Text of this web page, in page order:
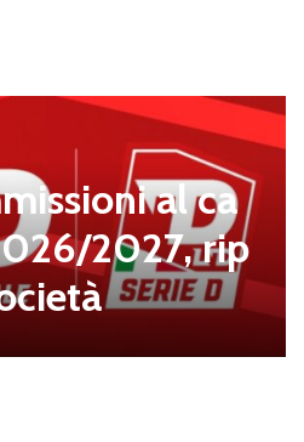
al ca
2027, rip